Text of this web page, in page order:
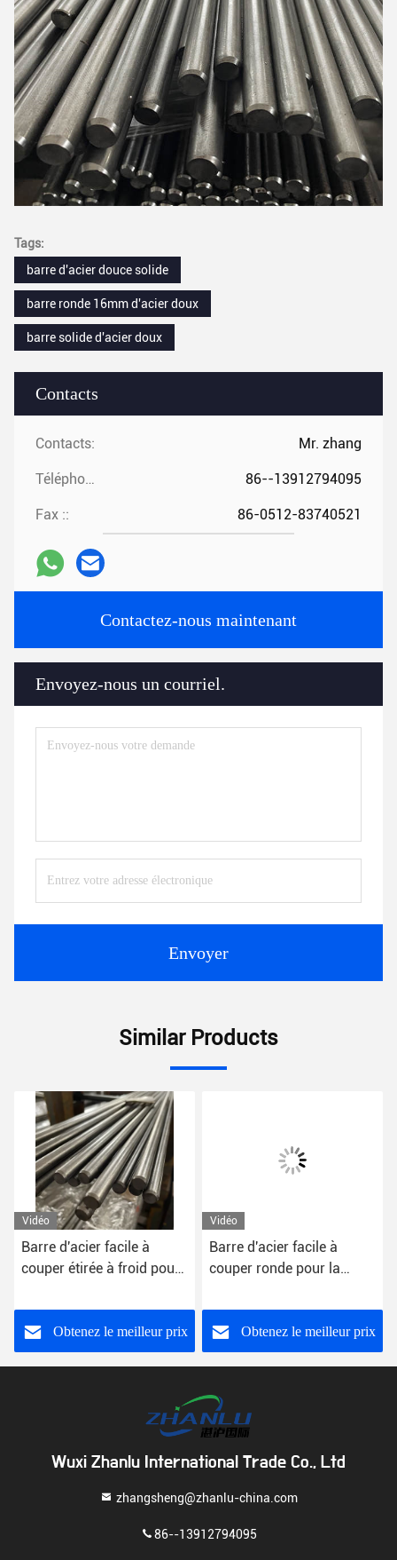
Contacts
Contacts: Mr. zhang
Téléphone :: 86--13912794095
Fax :: 86-0512-83740521
Contactez-nous maintenant
Envoyez-nous un courriel.
Envoyer
Tags:
barre d'acier douce solide
barre ronde 16mm d'acier doux
barre solide d'acier doux
Similar Products
Vidéo
Barre d'acier facile à
couper étirée à froid pour
concrets
Obtenez le meilleur prix
Vidéo
Barre d'acier facile à
couper ronde pour la
10mm 12mm 14mm
BS11SMnPb30
Obtenez le meilleur prix
Wuxi Zhanlu International Trade Co., Ltd
zhangsheng@zhanlu-china.com
86--13912794095